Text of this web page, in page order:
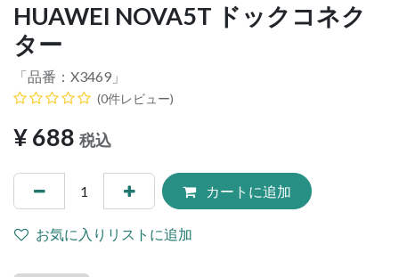
HUAWEI NOVA5T ドックコネク
ター
「品番： X3469 」
(0件レビュー)
¥688 税込
カートに追加
お気に入りリストに追加